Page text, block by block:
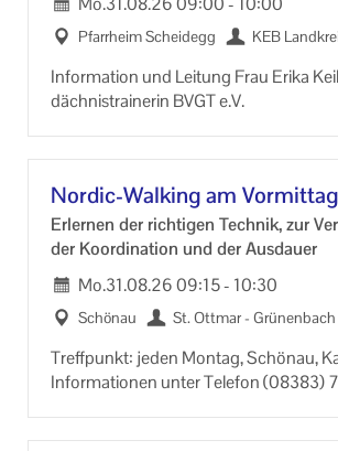
Pfarr­heim Schei­degg KEB
In­for­ma­ti­on und Lei­tung Frau Erika
däch­nis­trai­ne­rin BVGT e.V.
Nordic-​Walking am Vor­mit­tag
Er­ler­nen der rich­ti­gen Tech­nik, zur
der Ko­or­di­na­ti­on und der Aus­dau­er
Mo.31.08.2609:15- 10:30
Schö­nau St. Ott­mar - Grü­nen­bach
Treff­punkt: jeden Mon­tag, Schö­nau,
In­for­ma­tio­nen unter Te­le­fon (08383)